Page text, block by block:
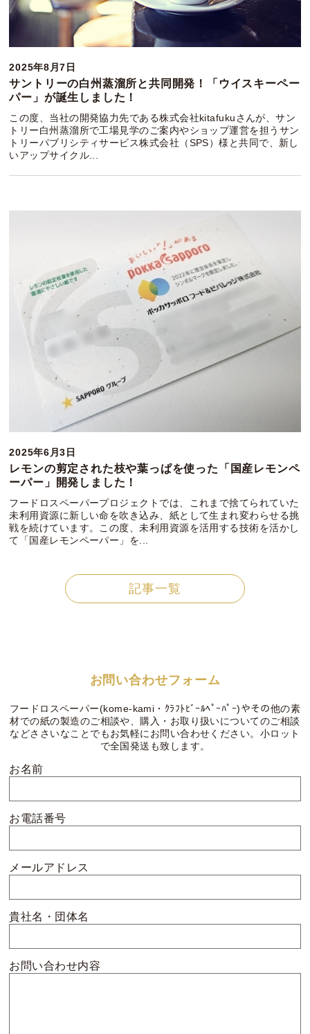
2025年8月7日
サントリーの白州蒸溜所と共同開発！「ウイスキーペー
パー」が誕生しました！
この度、当社の開発協力先である株式会社kitafukuさんが、サン
トリー白州蒸溜所で工場見学のご案内やショップ運営を担うサン
トリーパブリシティサービス株式会社（SPS）様と共同で、新し
いアップサイクル...
2025年6月3日
レモンの剪定された枝や葉っぱを使った「国産レモンペ
ーパー」開発しました！
フードロスペーパープロジェクトでは、これまで捨てられていた
未利用資源に新しい命を吹き込み、紙として生まれ変わらせる挑
戦を続けています。この度、未利用資源を活用する技術を活かし
て「国産レモンペーパー」を...
記事一覧
お問い合わせフォーム
フードロスペーパー(kome-kami・ｸﾗﾌﾄﾋﾞｰﾙﾍﾟｰﾊﾟｰ)やその他の素
材での紙の製造のご相談や、購入・お取り扱いについてのご相談
などささいなことでもお気軽にお問い合わせください。小ロット
で全国発送も致します。
お名前
お電話番号
メールアドレス
貴社名・団体名
お問い合わせ内容